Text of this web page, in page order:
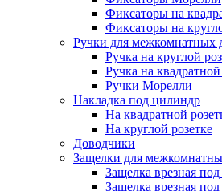
Фиксаторы на
Фиксаторы на
Ручки для межкомнатных
Ручка на круглой
Ручка на квадратной
Ручки Морелли
Накладка под цилиндр
На квадратной
На круглой розетке
Доводчики
Защелки для
Защелка врезная
Защелка врезная